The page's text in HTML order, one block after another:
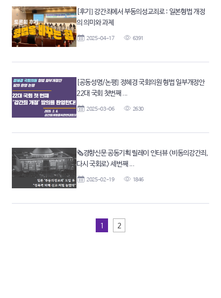
[후기] 강간죄에서 부동의성교죄로 : 일본형법 개정
의 의미와 과제
2025-04-17 6391
[공동성명/논평] 정혜경 국회의원 형법 일부개정안
22대 국회 첫번째 ...
2025-03-06 2630
🗞경향신문 공동기획 릴레이 인터뷰 <비동의강간죄,
다시 국회로> 세번째 ...
2025-02-19 1846
1 2